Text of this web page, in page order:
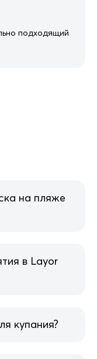
подходящий
на пляже
в Layor
купания?